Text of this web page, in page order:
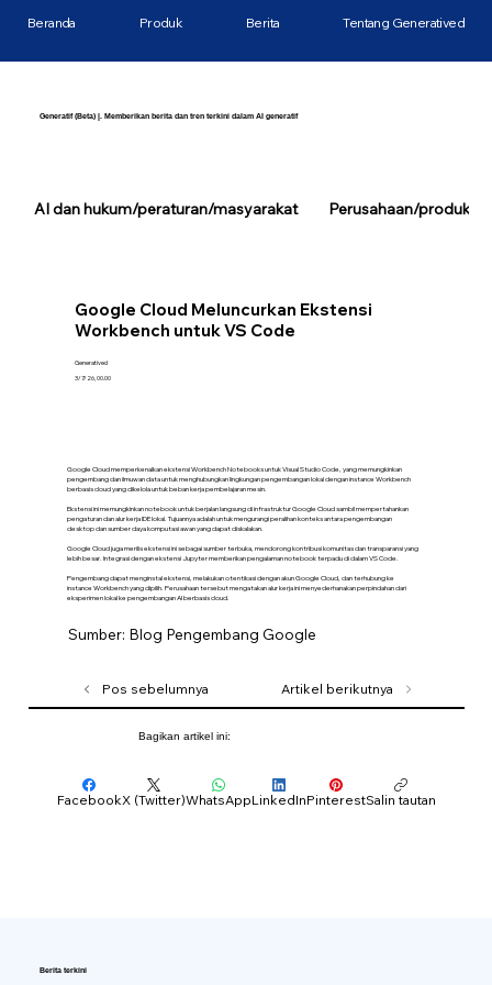
Generatif (Beta) |. Memberikan berita dan tren terkini dalam AI generatif
Google Cloud Meluncurkan Ekstensi
Workbench untuk VS Code
Generatived
3/7/26, 00.00
Google Cloud memperkenalkan ekstensi Workbench Notebooks untuk Visual Studio Code, yang memungkinkan
pengembang dan ilmuwan data untuk menghubungkan lingkungan pengembangan lokal dengan instance Workbench
berbasis cloud yang dikelola untuk beban kerja pembelajaran mesin.
Ekstensi ini memungkinkan notebook untuk berjalan langsung di infrastruktur Google Cloud sambil mempertahankan
pengaturan dan alur kerja IDE lokal. Tujuannya adalah untuk mengurangi peralihan konteks antara pengembangan
desktop dan sumber daya komputasi awan yang dapat diskalakan.
Google Cloud juga merilis ekstensi ini sebagai sumber terbuka, mendorong kontribusi komunitas dan transparansi yang
lebih besar. Integrasi dengan ekstensi Jupyter memberikan pengalaman notebook terpadu di dalam VS Code.
Pengembang dapat menginstal ekstensi, melakukan otentikasi dengan akun Google Cloud, dan terhubung ke
instance Workbench yang dipilih. Perusahaan tersebut mengatakan alur kerja ini menyederhanakan perpindahan dari
eksperimen lokal ke pengembangan AI berbasis cloud.
Sumber: Blog Pengembang Google
Pos sebelumnya Artikel berikutnya
Beranda Produk Berita Tentang Generatived
Bagikan artikel ini:
FacebookX (Twitter)WhatsAppLinkedInPinterestSalin tautan
AI dan hukum/peraturan/masyarakat Perusahaan/produk/
Berita terkini